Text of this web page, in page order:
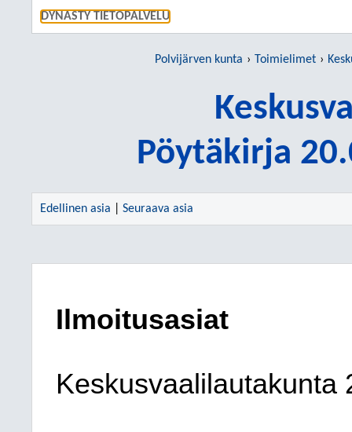
DYNASTY TIETOPALVELU
Polvijärven kunta Toimielimet
Pöytäkirja
Edellinen asia Seuraava asia
Ilmoitusasiat
Keskusvaalilautakunta